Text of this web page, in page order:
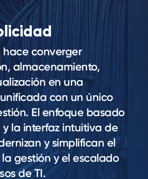
hace converger
almacenamiento,
en una
con un único
El enfoque basado
la interfaz intuitiva de
y simplifican el
gestión y el escalado
de TI.